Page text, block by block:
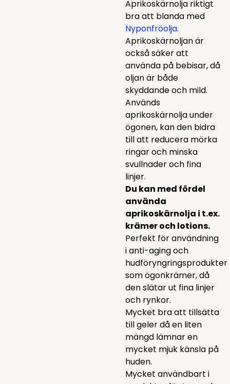
Aprikoskärnolja riktigt
bra att blanda med
Nyponfröolja.
Aprikoskärnoljan är
också säker att
använda på bebisar, då
oljan är både
skyddande och mild.
Används
aprikoskärnolja under
ögonen, kan den bidra
till att reducera mörka
ringar och minska
svullnader och fina
linjer.
Du kan med fördel
använda
aprikoskärnolja i t.ex.
krämer och lotions.
Perfekt för användning
i anti-aging och
hudföryngringsprodukter
som ögonkrämer, då
den slätar ut fina linjer
och rynkor.
Mycket bra att tillsätta
till geler då en liten
mängd lämnar en
mycket mjuk känsla på
huden.
Mycket användbart i